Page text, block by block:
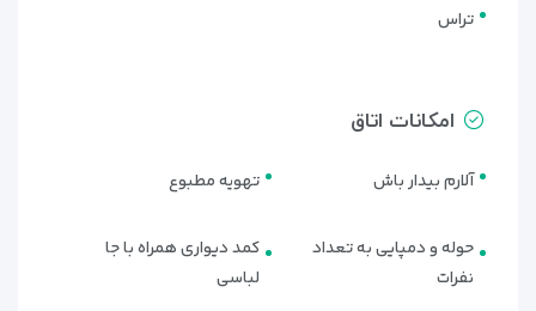
ویلاهای اختصاصی
می‌باشند. این ویلاها با فضای باز، حیاط خصوصی، و امکانات ویژه، به
کنار خانواده یا دوستان خود لذت ببرند.
تراس
امکانات اتاق
آلارم بیدار باش تهویه مطبوع
حوله و دمپایی به تعداد
نفرات
کمد دیواری همراه با جا
لباسی